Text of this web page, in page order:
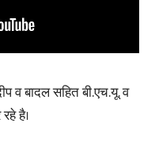
व बादल सहित बी.एच.यू. व
है।